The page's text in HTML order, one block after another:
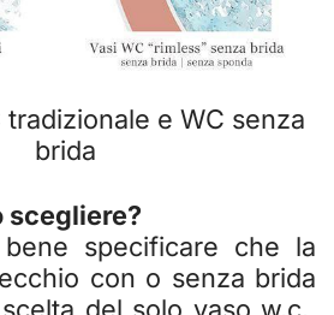
e WC senza
brida
scegliere?
specificare che la
con o senza brida